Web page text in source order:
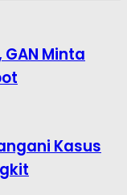
Minta
Kasus